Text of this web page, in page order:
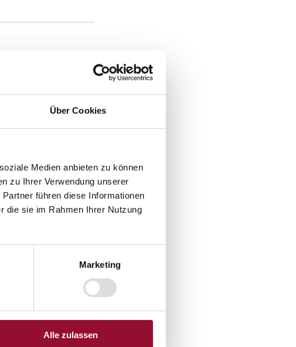
Über Cookies
Medien anbieten zu können
zu Ihrer Verwendung unserer
führen diese Informationen
die sie im Rahmen Ihrer Nutzung
Marketing
Alle zulassen
für